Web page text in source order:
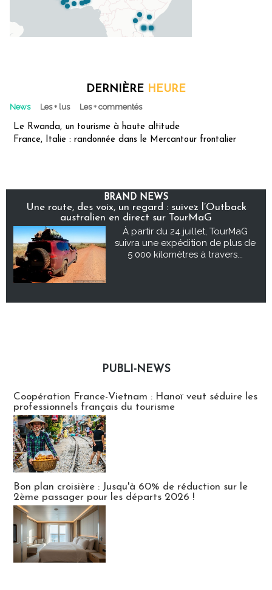
DERNIÈRE HEURE
News Les + lus Les + commentés
Le Rwanda, un tourisme à haute altitude
France, Italie : randonnée dans le Mercantour frontalier
BRAND NEWS
Une route, des voix, un regard : suivez l’Outback
australien en direct sur TourMaG
À partir du 24 juillet, TourMaG
suivra une expédition de plus de
5 000 kilomètres à travers...
PUBLI-NEWS
Coopération France-Vietnam : Hanoï veut séduire les
professionnels français du tourisme
Bon plan croisière : Jusqu'à 60% de réduction sur le
2ème passager pour les départs 2026 !